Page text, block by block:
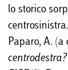
lo storico
Paparo, A. (a